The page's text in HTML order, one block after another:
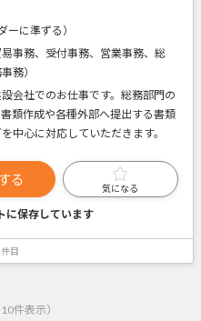
ーに準ずる）
事務、受付事務、営業事務、総
務）
会社でのお仕事です。総務部門の
類作成や各種外部へ提出する書類
中心に対応していただきます。
る
気になる
に保存しています
目
10件表示）